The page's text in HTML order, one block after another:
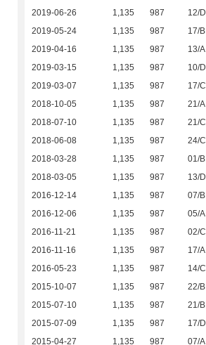
2019-06-26
1,135 987 12/D
2019-05-24
1,135 987 17/B
2019-04-16
1,135 987 13/A
2019-03-15
1,135 987 10/D
2019-03-07
1,135 987 17/C
2018-10-05
1,135 987 21/A
2018-07-10
1,135 987 21/C
2018-06-08
1,135 987 24/C
2018-03-28
1,135 987 01/B
2018-03-05
1,135 987 13/D
2016-12-14
1,135 987 07/B
2016-12-06
1,135 987 05/A
2016-11-21
1,135 987 02/C
2016-11-16
1,135 987 17/A
2016-05-23
1,135 987 14/C
2015-10-07
1,135 987 22/B
2015-07-10
1,135 987 21/B
2015-07-09
1,135 987 17/D
2015-04-27
1,135 987 07/A